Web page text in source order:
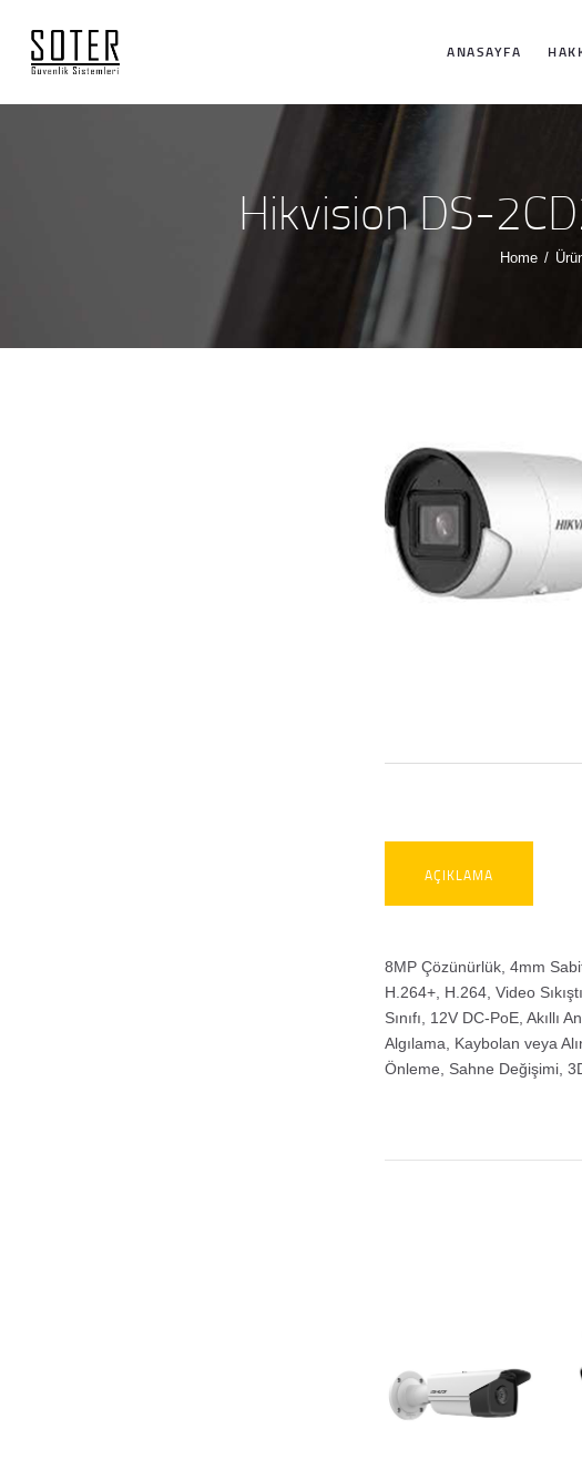
ANASAYFA
Hikvision DS-
Home
AÇIKLAMA
8MP Çözünürlük, 4mm
H.264+, H.264, Video
Sınıfı, 12V DC-PoE,
Algılama, Kaybolan veya
Önleme, Sahne Değişimi,